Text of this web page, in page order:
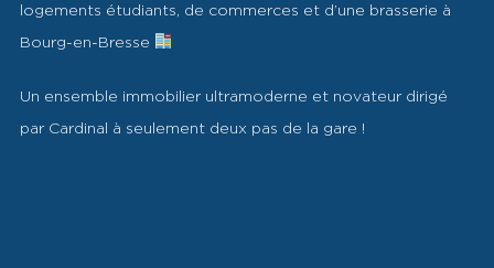
logements étudiants, de commerces et d’une brasserie à
Bourg-en-Bresse
Un ensemble immobilier ultramoderne et novateur dirigé
par Cardinal à seulement deux pas de la gare !